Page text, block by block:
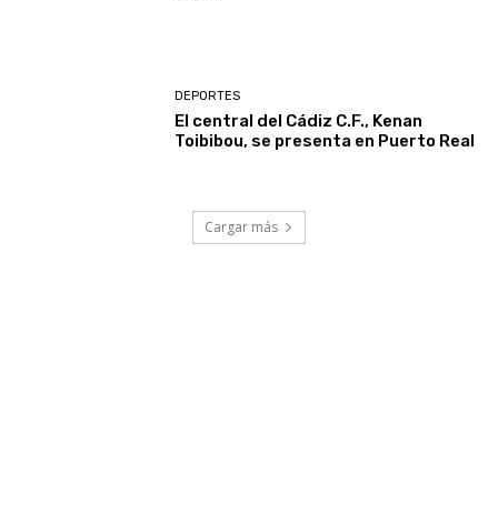
DEPORTES
El central del Cádiz C.F., Kenan
Toibibou, se presenta en Puerto Real
Cargar más